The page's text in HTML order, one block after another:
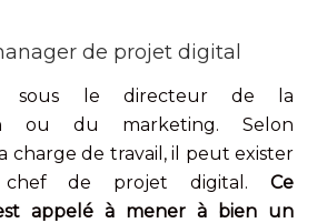
de projet digital
sous le directeur de la
ou du marketing. Selon
charge de travail, il peut exister
chef de projet digital. Ce
appelé à mener à bien un